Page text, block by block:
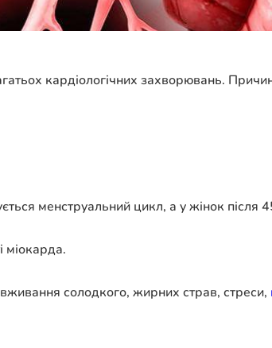
кардіологічних захворювань.
менструальний цикл, а у жінок після
міокарда.
солодкого, жирних страв, стреси,